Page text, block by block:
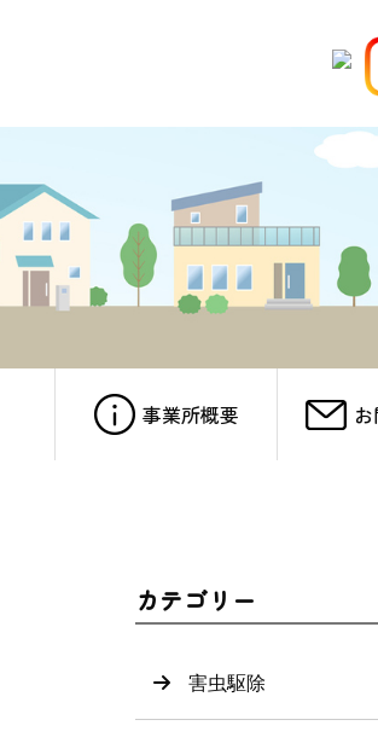
事業所概要
カテゴリー
害虫駆除